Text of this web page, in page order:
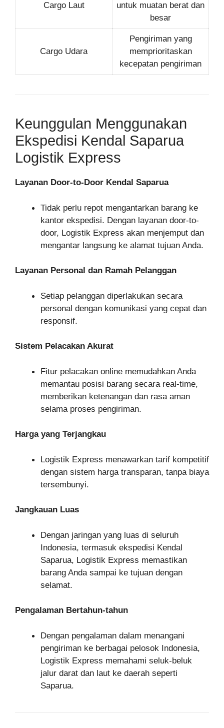
Cargo Laut
untuk muatan berat dan
besar
Cargo Udara
Pengiriman yang
memprioritaskan
kecepatan pengiriman
Keunggulan Menggunakan
Ekspedisi Kendal Saparua
Logistik Express
Layanan Door-to-Door Kendal Saparua
Tidak perlu repot mengantarkan barang ke
kantor ekspedisi. Dengan layanan door-to-
door, Logistik Express akan menjemput dan
mengantar langsung ke alamat tujuan Anda.
Layanan Personal dan Ramah Pelanggan
Setiap pelanggan diperlakukan secara
personal dengan komunikasi yang cepat dan
responsif.
Sistem Pelacakan Akurat
Fitur pelacakan online memudahkan Anda
memantau posisi barang secara real-time,
memberikan ketenangan dan rasa aman
selama proses pengiriman.
Harga yang Terjangkau
Logistik Express menawarkan tarif kompetitif
dengan sistem harga transparan, tanpa biaya
tersembunyi.
Jangkauan Luas
Dengan jaringan yang luas di seluruh
Indonesia, termasuk ekspedisi Kendal
Saparua, Logistik Express memastikan
barang Anda sampai ke tujuan dengan
selamat.
Pengalaman Bertahun-tahun
Dengan pengalaman dalam menangani
pengiriman ke berbagai pelosok Indonesia,
Logistik Express memahami seluk-beluk
jalur darat dan laut ke daerah seperti
Saparua.